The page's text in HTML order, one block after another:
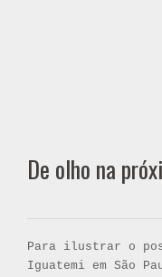
De olho na
Para ilustrar o
Iguatemi em São